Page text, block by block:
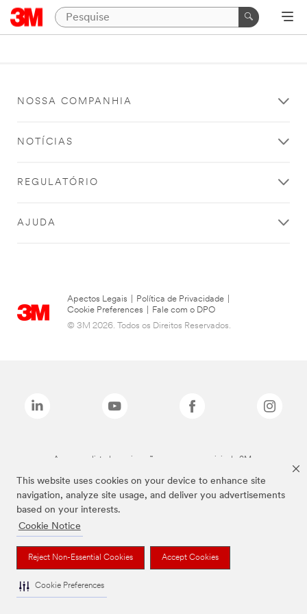
This website uses cookies on your device to enhance site
navigation, analyze site usage, and deliver you advertisements
based on your interests.
Cookie Notice
Reject Non-Essential Cookies Accept Cookies
Cookie Preferences
NOSSA COMPANHIA
NOTÍCIAS
REGULATÓRIO
AJUDA
Apectos Legais Política de Privacidade
Cookie Preferences
Fale com o DPO
© 3M 2026. Todos os Direitos Reservados.
As marcas listadas a cima são marcas comerciais da 3M.